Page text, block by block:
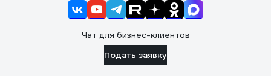
Чат для бизнес-клиентов
Подать заявку